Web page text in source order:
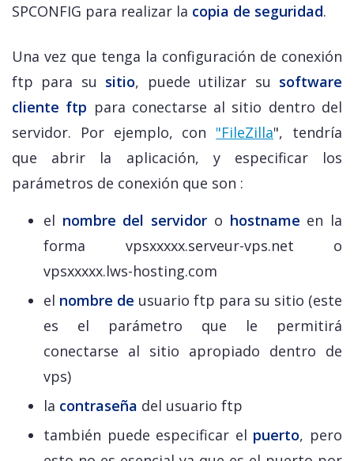
SPCONFIG para realizar la copia de seguridad.
Una vez que tenga la configuración de conexión
ftp para su sitio, puede utilizar su software
cliente ftp para conectarse al sitio dentro del
servidor. Por ejemplo, con "FileZilla", tendría
que abrir la aplicación, y especificar los
parámetros de conexión que son :
el nombre del servidor o hostname en la
forma vpsxxxxx.serveur-vps.net o
vpsxxxxx.lws-hosting.com
el nombre de usuario ftp para su sitio (este
es el parámetro que le permitirá
conectarse al sitio apropiado dentro de
vps)
la contraseña del usuario ftp
también puede especificar el puerto, pero